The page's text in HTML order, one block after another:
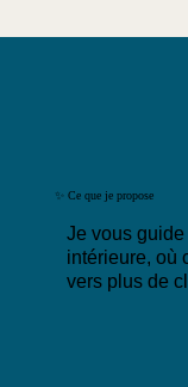
✨ Ce que je propose
Je vous
intérieure, où
vers plus de